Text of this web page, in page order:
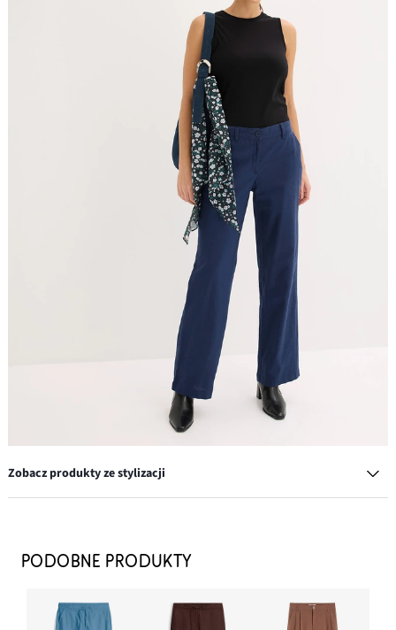
Zobacz produkty ze stylizacji
54,99 zł
Chusta ze wzorem w kwiaty (2 szt.)
PODOBNE PRODUKTY